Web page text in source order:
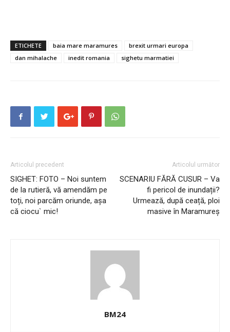
ETICHETE baia mare maramures
brexit urmari europa
dan mihalache
inedit romania sighetu marmatiei
Articolul precedent
SIGHET: FOTO – Noi suntem
de la rutieră, vă amendăm pe
toți, noi parcăm oriunde, așa
că ciocu` mic!
Articolul următor
SCENARIU FĂRĂ CUSUR – Va
fi pericol de inundații?
Urmează, după ceață, ploi
masive în Maramureș
BM24